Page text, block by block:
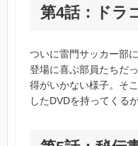
第4話：ドラ
ついに雷門サッカー部
登場に喜ぶ部員たちだ
得がいかない様子。そ
したDVDを持ってくる